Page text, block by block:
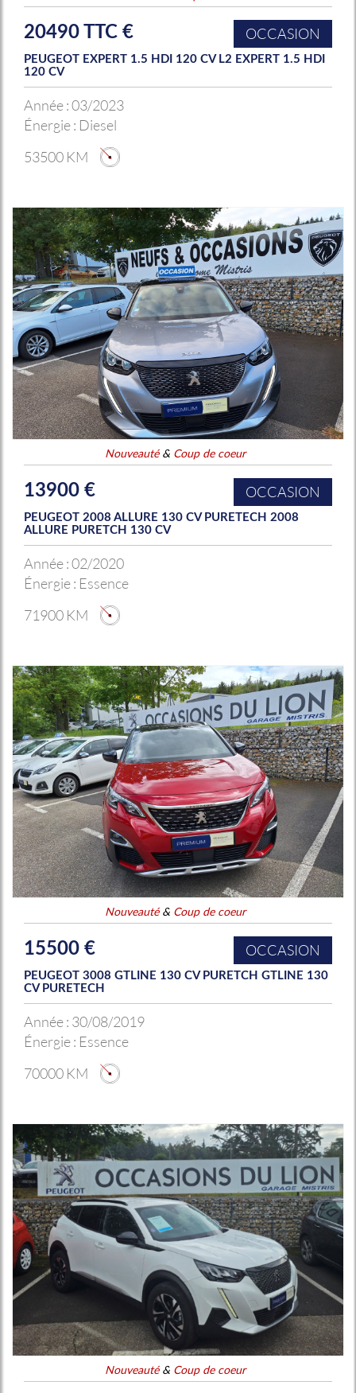
20490 TTC € OCCASION
PEUGEOT EXPERT 1.5 HDI 120 CV L2 EXPERT 1.5 HDI
120 CV
Année :03/2023
Énergie : Diesel
53500 KM
Nouveauté& Coup de coeur
13900 € OCCASION
PEUGEOT 2008 ALLURE 130 CV PURETECH 2008
ALLURE PURETCH 130 CV
Année :02/2020
Énergie : Essence
71900 KM
Nouveauté& Coup de coeur
15500 € OCCASION
PEUGEOT 3008 GTLINE 130 CV PURETCH GTLINE 130
CV PURETECH
Année : 30/08/2019
Énergie : Essence
70000 KM
Nouveauté& Coup de coeur